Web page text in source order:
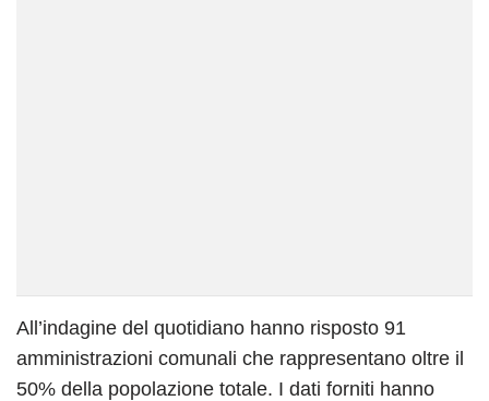
All’indagine del quotidiano hanno risposto 91
amministrazioni comunali che rappresentano oltre il
50% della popolazione totale. I dati forniti hanno